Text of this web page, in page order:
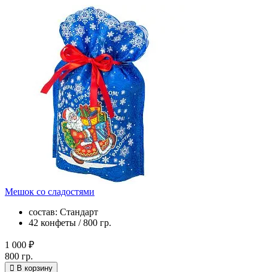
Мешок со сладостями
состав: Стандарт
42 конфеты / 800 гр.
1 000 ₽
800 гр.
В корзину